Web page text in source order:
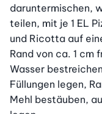
daruntermischen,
teilen, mit je 1 EL
und Ricotta auf
Rand von ca. 1 cm
Wasser
Füllungen legen,
Mehl bestäuben,